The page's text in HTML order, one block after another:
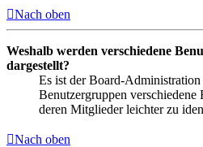
Nach oben
Weshalb werden verschiedene
dargestellt?
Es ist der Board-
Benutzergruppen verschiedene
deren Mitglieder leichter zu
Nach oben